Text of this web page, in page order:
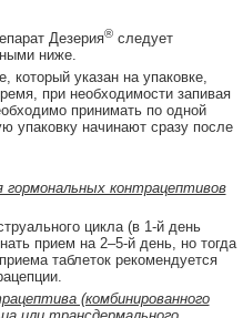
Дезерия®следует
ниже.
который указан на упаковке,
при необходимости запивая
принимать по одной
упаковку начинают сразу после
контрацептивов
цикла (в 1-й день
прием на 2–5-й день, но тогда
таблеток рекомендуется
(комбинированного